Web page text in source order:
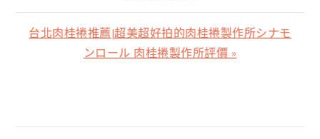
文
章:
下
台北肉桂捲推薦|超美超好拍的肉桂捲製作所シナモ
ンロール 肉桂捲製作所評價 »